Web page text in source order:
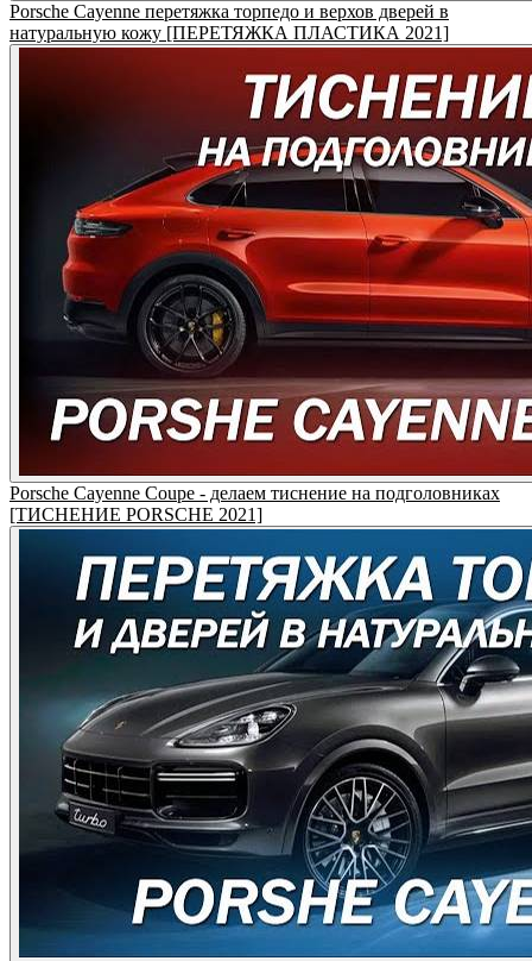
Porsche Cayenne перетяжка торпедо и верхов дверей в
натуральную кожу [ПЕРЕТЯЖКА ПЛАСТИКА 2021]
Porsche Cayenne Coupe - делаем тиснение на подголовниках
[ТИСНЕНИЕ PORSCHE 2021]